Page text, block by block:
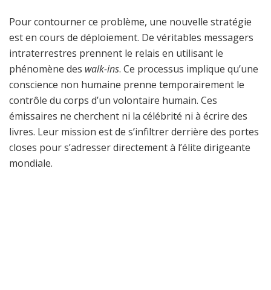
Pour contourner ce problème, une nouvelle stratégie
est en cours de déploiement. De véritables messagers
intraterrestres prennent le relais en utilisant le
phénomène des walk-ins. Ce processus implique qu’une
conscience non humaine prenne temporairement le
contrôle du corps d’un volontaire humain. Ces
émissaires ne cherchent ni la célébrité ni à écrire des
livres. Leur mission est de s’infiltrer derrière des portes
closes pour s’adresser directement à l’élite dirigeante
mondiale.